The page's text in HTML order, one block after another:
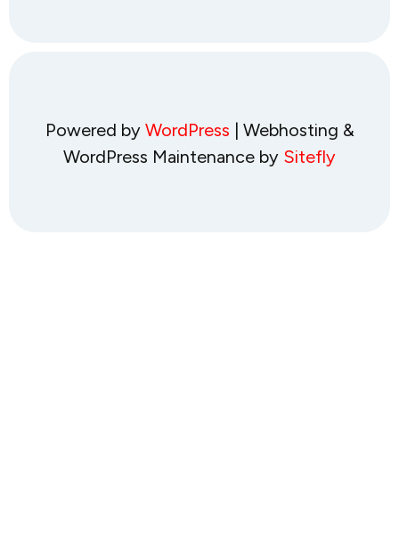
Powered by WordPress | Webhosting &
WordPress Maintenance by Sitefly